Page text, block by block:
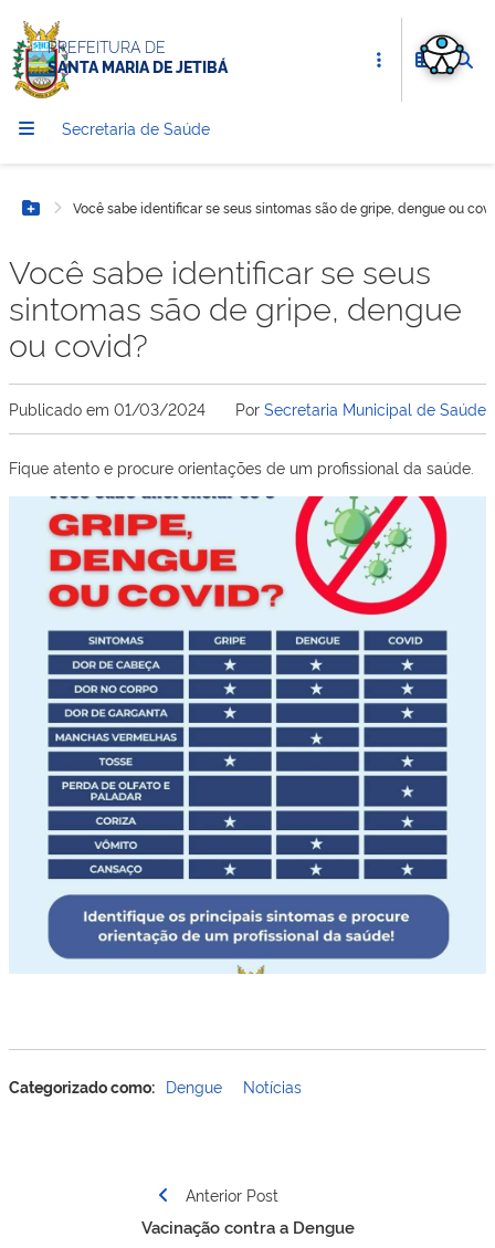
PREFEITURA DE
SANTA MARIA DE JETIBÁ
Secretaria de Saúde
Botão Menu
Você sabe identificar se seus sintomas são de gripe, dengue ou
Você sabe identificar se seus
sintomas são de gripe, dengue
ou covid?
Publicado em 01/03/2024 Por Secretaria Municipal de Saúde
Fique atento e procure orientações de um profissional da saúde.
Categorizado como: Dengue Notícias
Anterior Post
Vacinação contra a Dengue